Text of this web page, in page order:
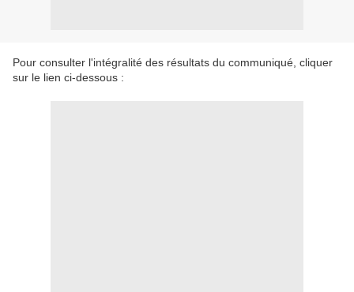
Pour consulter l'intégralité des résultats du communiqué, cliquer
sur le lien ci-dessous :